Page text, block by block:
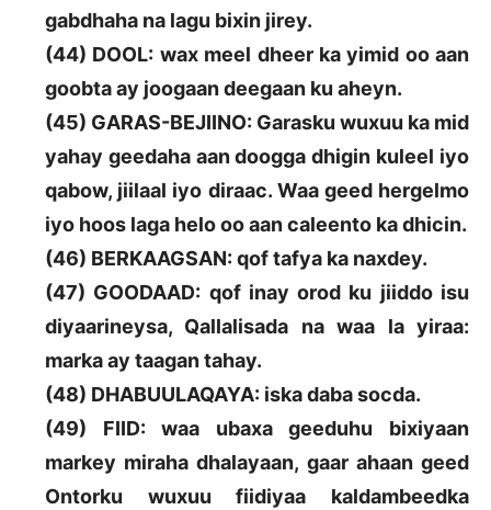
gabdhaha na lagu bixin jirey.
(44) DOOL: wax meel dheer ka yimid oo aan
goobta ay joogaan deegaan ku aheyn.
(45) GARAS-BEJIINO: Garasku wuxuu ka mid
yahay geedaha aan doogga dhigin kuleel iyo
qabow, jiilaal iyo diraac. Waa geed hergelmo
iyo hoos laga helo oo aan caleento ka dhicin.
(46) BERKAAGSAN: qof tafya ka naxdey.
(47) GOODAAD: qof inay orod ku jiiddo isu
diyaarineysa, Qallalisada na waa la yiraa:
marka ay taagan tahay.
(48) DHABUULAQAYA: iska daba socda.
(49) FIID: waa ubaxa geeduhu bixiyaan
markey miraha dhalayaan, gaar ahaan geed
Ontorku wuxuu fiidiyaa kaldambeedka